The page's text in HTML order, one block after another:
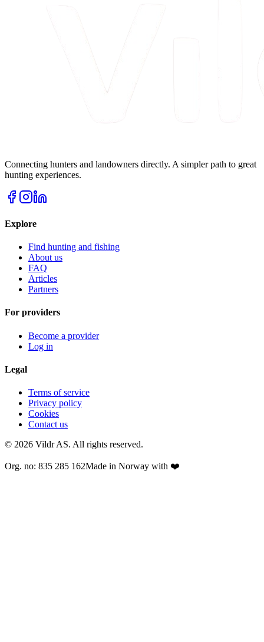
Connecting hunters and landowners directly. A simpler path to great
hunting experiences.
Explore
Find hunting and fishing
About us
FAQ
Articles
Partners
For providers
Become a provider
Log in
Legal
Terms of service
Privacy policy
Cookies
Contact us
© 2026 Vildr AS. All rights reserved.
Org. no: 835 285 162Made in Norway with ❤️